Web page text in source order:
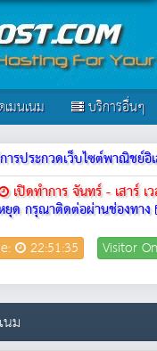
มนเนม บริการอื่นๆ
รประกวดเว็บไซต์พาณิช
เปิดทำการ จันทร์ - เสาร์
ยุด กรุณาติดต่อผ่านช่องทาง
22:51:35 Visitor
นม